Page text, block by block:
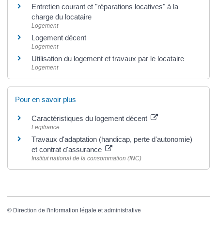
Entretien courant et "réparations locatives" à la
charge du locataire
Logement
Logement décent
Logement
Utilisation du logement et travaux par le locataire
Logement
Pour en savoir plus
Caractéristiques du logement décent
Legifrance
Travaux d'adaptation (handicap, perte d'autonomie)
et contrat d'assurance
Institut national de la consommation (INC)
© Direction de l'information légale et administrative